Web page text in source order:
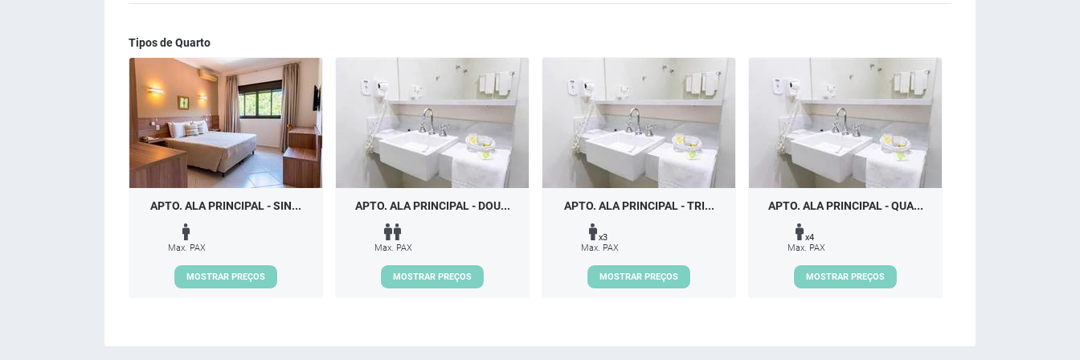
Tipos de Quarto
APTO. ALA PRINCIPAL - SIN...
Max. PAX
MOSTRAR PREÇOS
APTO. ALA PRINCIPAL - DOU...
Max. PAX
MOSTRAR PREÇOS
APTO. ALA PRINCIPAL - TRI...
x3
Max. PAX
MOSTRAR PREÇOS
APTO. ALA PRINCIPAL - QUA...
x4
Max. PAX
MOSTRAR PREÇOS